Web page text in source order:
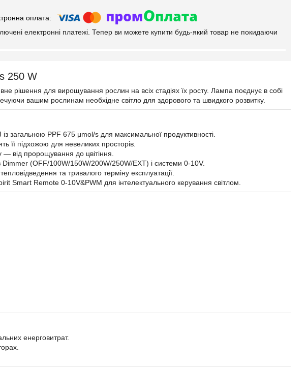
електронні платежі. Тепер ви можете купити будь-який товар не покидаючи
250 W
рішення для вирощування рослин на всіх стадіях їх росту. Лампа поєднує в собі
вашим рослинам необхідне світло для здорового та швидкого розвитку.
загальною PPF 675 μmol/s для максимальної продуктивності.
її підхожою для невеликих просторів.
— від пророщування до цвітіння.
Dimmer (OFF/100W/150W/200W/250W/EXT) і системи 0-10V.
та тривалого терміну експлуатації.
Smart Remote 0-10V&PWM для інтелектуального керування світлом.
енерговитрат.